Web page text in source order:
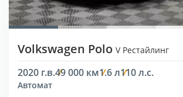
Volkswagen Polo V Рестайлинг
2020 г.в.49 000 км1.6 л110 л.с.
Автомат